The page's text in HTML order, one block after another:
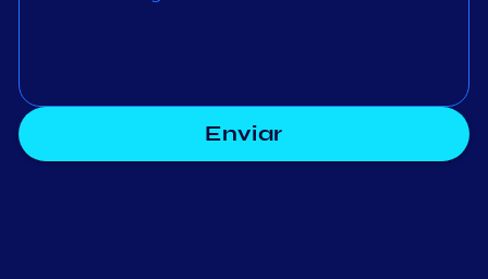
Enviar